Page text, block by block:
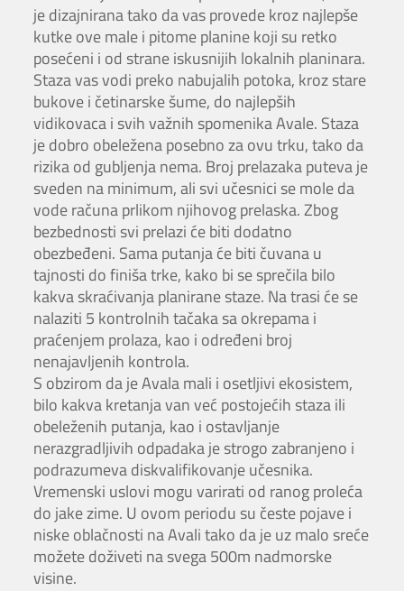
je dizajnirana tako da vas provede kroz najlepše
kutke ove male i pitome planine koji su retko
posećeni i od strane iskusnijih lokalnih planinara.
Staza vas vodi preko nabujalih potoka, kroz stare
bukove i četinarske šume, do najlepših
vidikovaca i svih važnih spomenika Avale. Staza
je dobro obeležena posebno za ovu trku, tako da
rizika od gubljenja nema. Broj prelazaka puteva je
sveden na minimum, ali svi učesnici se mole da
vode računa prlikom njihovog prelaska. Zbog
bezbednosti svi prelazi će biti dodatno
obezbeđeni. Sama putanja će biti čuvana u
tajnosti do finiša trke, kako bi se sprečila bilo
kakva skraćivanja planirane staze. Na trasi će se
nalaziti 5 kontrolnih tačaka sa okrepama i
praćenjem prolaza, kao i određeni broj
nenajavljenih kontrola.
S obzirom da je Avala mali i osetljivi ekosistem,
bilo kakva kretanja van već postojećih staza ili
obeleženih putanja, kao i ostavljanje
nerazgradljivih odpadaka je strogo zabranjeno i
podrazumeva diskvalifikovanje učesnika.
Vremenski uslovi mogu varirati od ranog proleća
do jake zime. U ovom periodu su česte pojave i
niske oblačnosti na Avali tako da je uz malo sreće
možete doživeti na svega 500m nadmorske
visine.